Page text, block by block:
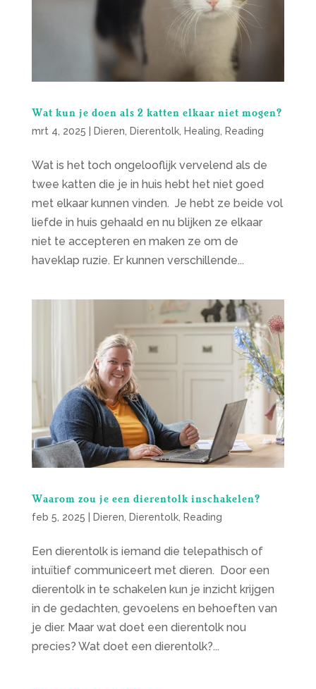
Wat kun je doen als 2 katten elkaar niet mogen?
mrt 4, 2025 Dieren, Dierentolk, Healing, Reading
Wat is het toch ongelooflijk vervelend als de
twee katten die je in huis hebt het niet goed
met elkaar kunnen vinden. Je hebt ze beide vol
liefde in huis gehaald en nu blijken ze elkaar
niet te accepteren en maken ze om de
haveklap ruzie. Er kunnen verschillende...
Waarom zou je een dierentolk inschakelen?
feb 5, 2025 Dieren Dierentolk, Reading
Een dierentolk is iemand die telepathisch of
intuïtief communiceert met dieren. Door een
dierentolk in te schakelen kun je inzicht krijgen
in de gedachten, gevoelens en behoeften van
je dier. Maar wat doet een dierentolk nou
precies? Wat doet een dierentolk?...